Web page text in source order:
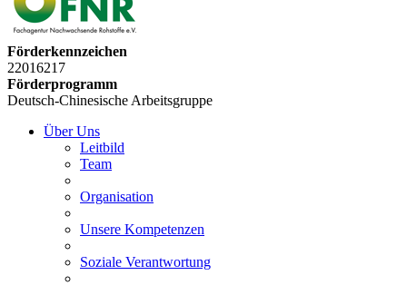
Förderkennzeichen
22016217
Förderprogramm
Deutsch-Chinesische Arbeitsgruppe
Über Uns
Leitbild
Team
Organisation
Unsere Kompetenzen
Soziale Verantwortung